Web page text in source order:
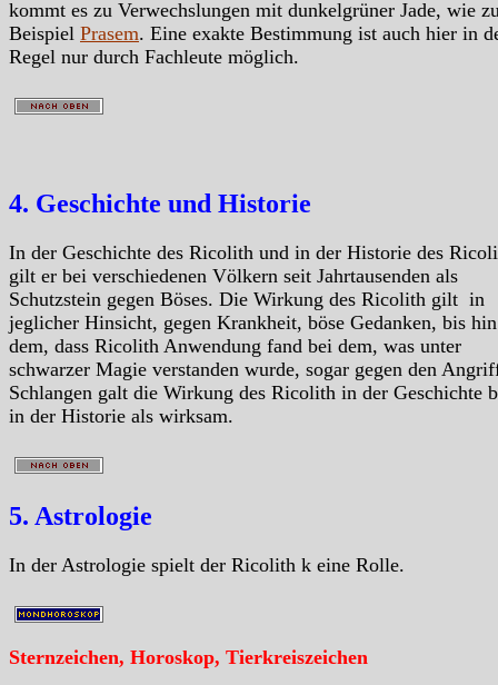
kommt es zu Verwechslungen mit dunkelgrüner Jade, wie
Beispiel Prasem. Eine exakte Bestimmung ist auch hier in
Regel nur durch Fachleute möglich.
4. Geschichte und Historie
In der Geschichte des Ricolith und in der Historie des
gilt er bei verschiedenen Völkern seit Jahrtausenden als
Schutzstein gegen Böses. Die Wirkung des Ricolith gilt in
jeglicher Hinsicht, gegen Krankheit, böse Gedanken, bis
dem, dass Ricolith Anwendung fand bei dem, was unter
schwarzer Magie verstanden wurde, sogar gegen den
Schlangen galt die Wirkung des Ricolith in der Geschichte
in der Historie als wirksam.
5. Astrologie
In der Astrologie spielt der Ricolith k eine Rolle.
Sternzeichen, Horoskop, Tierkreiszeichen